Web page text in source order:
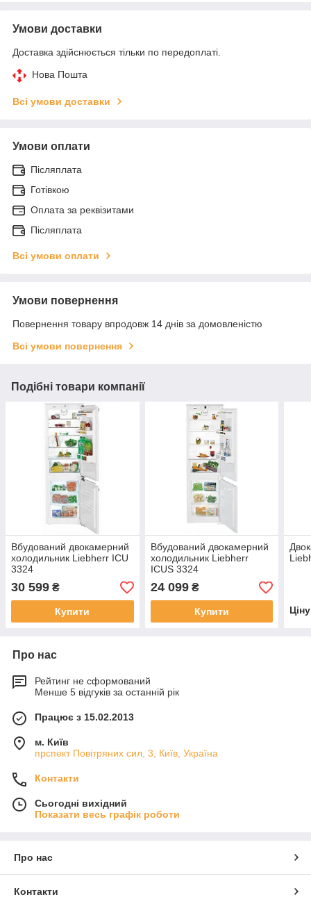
Умови доставки
Доставка здійснюється тільки по передоплаті.
Нова Пошта
Всі умови доставки
Умови оплати
Післяплата
Готівкою
Оплата за реквізитами
Післяплата
Всі умови оплати
Умови повернення
Повернення товару впродовж 14 днів за домовленістю
Всі умови повернення
Подібні товари компанії
Вбудований двокамерний
холодильник Liebherr ICU
3324
30 599 ₴
Купити
Вбудований двокамерний
холодильник Liebherr
ICUS 3324
24 099₴
Купити
Про нас
Рейтинг не сформований
Менше 5 відгуків за останній рік
Працює з 15.02.2013
м. Київ
прспект Повітряних сил, 3, Київ, Україна
Контакти
Сьогодні вихідний
Показати весь графік роботи
Про нас
Контакти